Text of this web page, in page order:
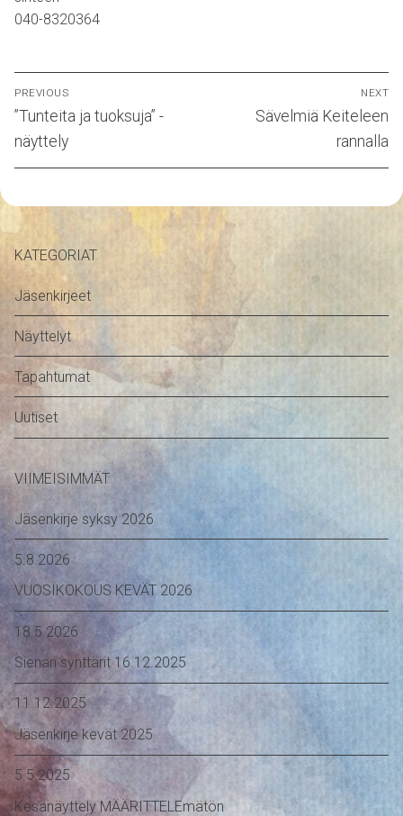
040-8320364
Artikkelien
selaus
PREVIOUS
Previous
post:
”Tunteita ja tuoksuja” -
näyttely
NEXT
Next
Sävelmiä Keiteleen
rannalla
KATEGORIAT
Jäsenkirjeet
Näyttelyt
Tapahtumat
Uutiset
VIIMEISIMMÄT
Jäsenkirje syksy 2026
5.8.2026
VUOSIKOKOUS KEVÄT 2026
18.5.2026
Sienan synttärit 16.12.2025
11.12.2025
Jäsenkirje kevät 2025
5.5.2025
Kesänäyttely MÄÄRITTELEmätön